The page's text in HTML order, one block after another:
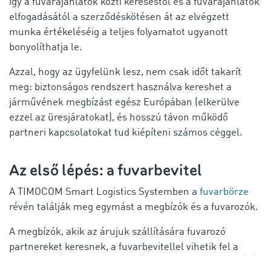
elfogadásától a szerződéskötésen át az elvégzett
munka értékeléséig a teljes folyamatot ugyanott
bonyolíthatja le.
Azzal, hogy az ügyfelünk lesz, nem csak időt takarít
meg: biztonságos rendszert használva kereshet a
járművének megbízást egész Európában (elkerülve
ezzel az üresjáratokat), és hosszú távon működő
partneri kapcsolatokat tud kiépíteni számos céggel.
Az első lépés: a fuvarbevitel
A TIMOCOM Smart Logistics Systemben a fuvarbörze
révén találják meg egymást a megbízók és a fuvarozók.
A megbízók, akik az árujuk szállítására fuvarozó
partnereket keresnek, a fuvarbevitellel vihetik fel a